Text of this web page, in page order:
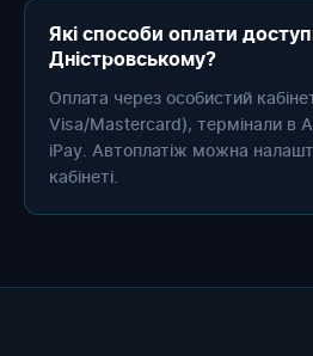
Які способи оплати
Дністровському?
Оплата через особистий
Visa/Mastercard), термінали в
iPay. Автоплатіж можна
кабінеті.